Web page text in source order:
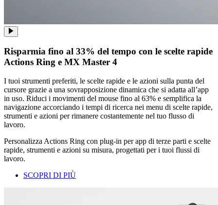
Risparmia fino al 33% del tempo con le scelte rapide
Actions Ring e MX Master 4
I tuoi strumenti preferiti, le scelte rapide e le azioni sulla punta del
cursore grazie a una sovrapposizione dinamica che si adatta all’app
in uso. Riduci i movimenti del mouse fino al 63% e semplifica la
navigazione accorciando i tempi di ricerca nei menu di scelte rapide,
strumenti e azioni per rimanere costantemente nel tuo flusso di
lavoro.
Personalizza Actions Ring con plug-in per app di terze parti e scelte
rapide, strumenti e azioni su misura, progettati per i tuoi flussi di
lavoro.
SCOPRI DI PIÙ